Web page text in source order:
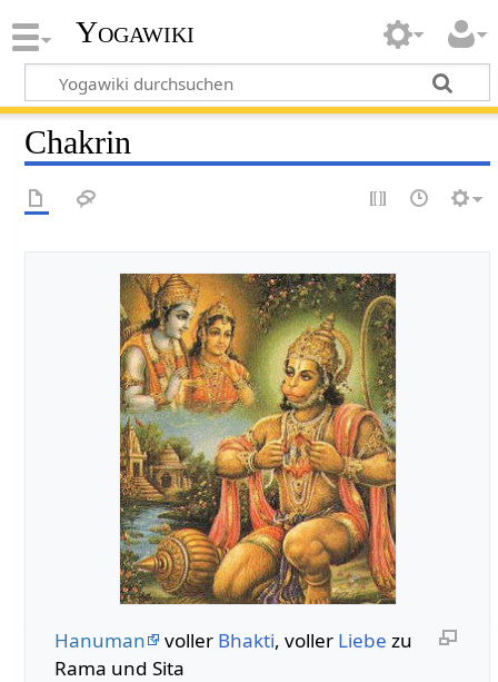
Yogawiki
Chakrin
Hanuman voller Bhakti, voller Liebe zu
Rama und Sita